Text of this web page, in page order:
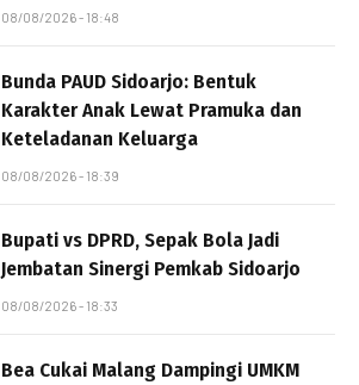
08/08/2026 - 18:48
Bunda PAUD Sidoarjo: Bentuk
Karakter Anak Lewat Pramuka dan
Keteladanan Keluarga
08/08/2026 - 18:39
Bupati vs DPRD, Sepak Bola Jadi
Jembatan Sinergi Pemkab Sidoarjo
08/08/2026 - 18:33
Bea Cukai Malang Dampingi UMKM